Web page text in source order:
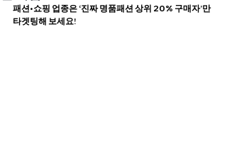
패션•쇼핑 업종은 ‘진짜 명품패션 상위 20% 구매자’만
타겟팅해 보세요!